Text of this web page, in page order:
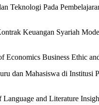
Teknologi Pada
Keuangan Syariah
Economics Business Ethic
dan Mahasiswa di Institusi
and Literature